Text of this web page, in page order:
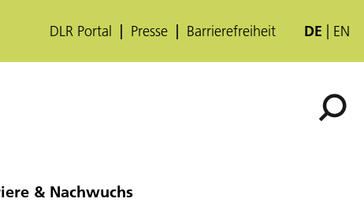
DLR Portal Presse Barrierefreiheit DE EN
& Nachwuchs